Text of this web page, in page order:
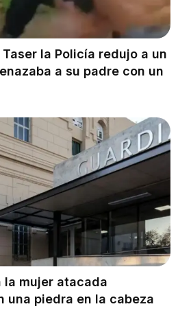
la Policía redujo a un
a su padre con un
la mujer atacada
una piedra en la cabeza